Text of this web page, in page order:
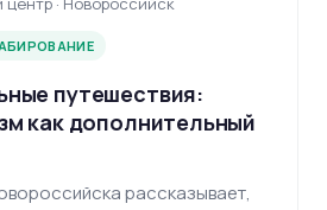
путешествия:
как дополнительный
рассказывает,